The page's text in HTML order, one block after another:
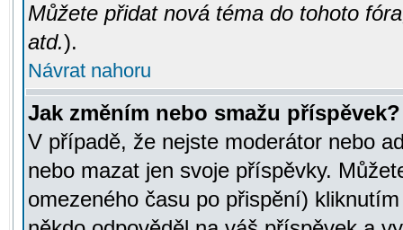
Můžete přidat nová téma do tohoto
atd.).
Návrat nahoru
Jak změním nebo smažu příspěvek?
V případě, že nejste moderátor nebo
nebo mazat jen svoje příspěvky.
omezeného času po přispění)